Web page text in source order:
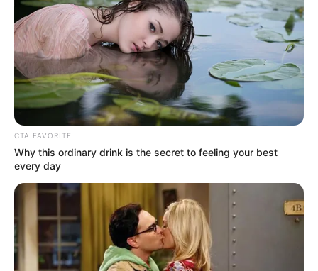
inscreva-se já!
Publicado no JASB em 17.sembro.2024.
Grupos no WhatsApp |Repositório do Curso Fortalecimento das
Ações de Imunização em Territórios Municipais - Imunizasus.
CTA FAVORITE
Why this ordinary drink is the secret to feeling your best
every day